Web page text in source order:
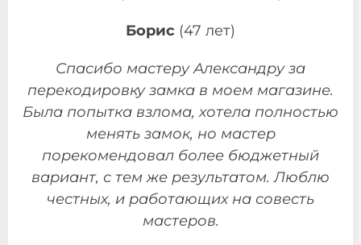
Борис (47 лет)
Спасибо мастеру Александру за
перекодировку замка в моем магазине.
Была попытка взлома, хотела полностью
менять замок, но мастер
порекомендовал более бюджетный
вариант, с тем же результатом. Люблю
честных, и работающих на совесть
мастеров.